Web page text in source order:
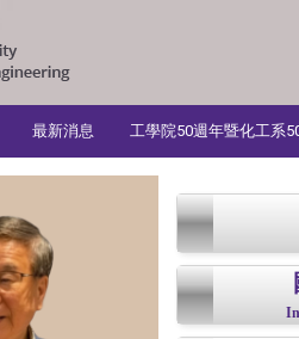
最新消息 工學院50週年暨化工系